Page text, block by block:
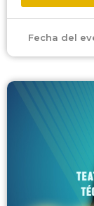
Fecha del